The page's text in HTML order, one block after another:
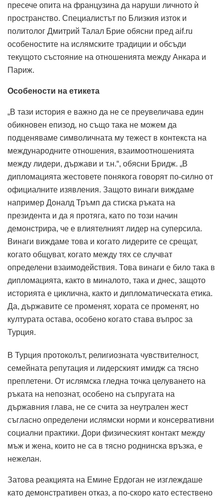
пресече опита на французина да наруши личното ѝ
пространство. Специалистът по Близкия изток и
политолог Дмитрий Талал Брие обясни пред aif.ru
особеностите на ислямските традиции и обсъди
текущото състояние на отношенията между Анкара и
Париж.
Особености на етикета
„В тази история е важно да не се преувеличава един
обикновен епизод, но също така не можем да
подценяваме символичната му тежест в контекста на
международните отношения, взаимоотношенията
между лидери, държави и т.н.“, обясни Бридж. „В
дипломацията жестовете понякога говорят по-силно от
официалните изявления. Защото винаги виждаме
например Доналд Тръмп да стиска ръката на
президента и да я протяга, като по този начин
демонстрира, че е влиятелният лидер на суперсила.
Винаги виждаме това и когато лидерите се срещат,
когато общуват, когато между тях се случват
определени взаимодействия. Това винаги е било така в
дипломацията, както в миналото, така и днес, защото
историята е циклична, както и дипломатическата етика.
Да, държавите се променят, хората се променят, но
културата остава, особено когато става въпрос за
Турция.
В Турция протоколът, религиозната чувствителност,
семейната репутация и лидерският имидж са тясно
преплетени. От ислямска гледна точка целуването на
ръката на непознат, особено на съпругата на
държавния глава, не се счита за неутрален жест
съгласно определени ислямски норми и консервативни
социални практики. Дори физическият контакт между
мъж и жена, които не са в тясно роднинска връзка, е
нежелан.
Затова реакцията на Емине Ердоган не изглеждаше
като демонстративен отказ, а по-скоро като естествено